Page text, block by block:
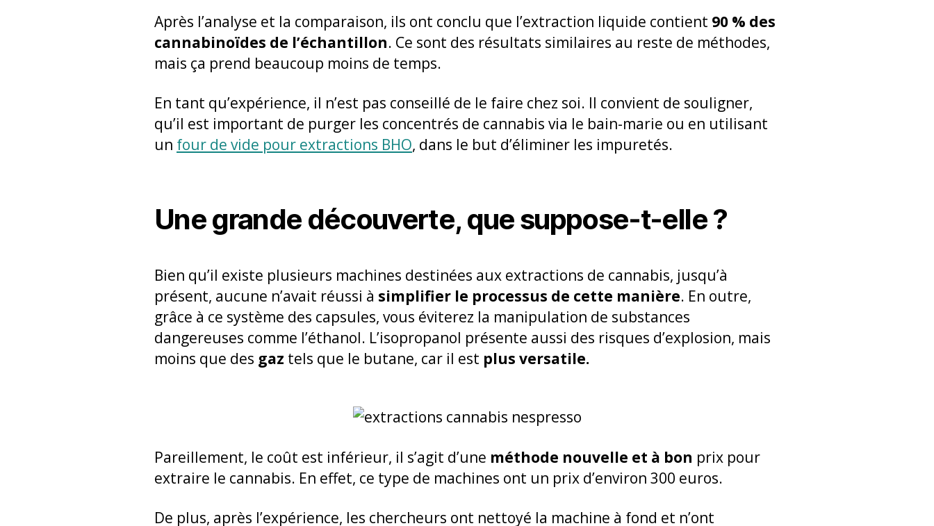
Après l’analyse et la comparaison, ils ont conclu que l’extraction liquide contient 90 % des
cannabinoïdes de l’échantillon. Ce sont des résultats similaires au reste de méthodes,
mais ça prend beaucoup moins de temps.
En tant qu’expérience, il n’est pas conseillé de le faire chez soi. Il convient de souligner,
qu’il est important de purger les concentrés de cannabis via le bain-marie ou en utilisant
un four de vide pour extractions BHO, dans le but d’éliminer les impuretés.
Une grande découverte, que suppose-t-elle ?
Bien qu’il existe plusieurs machines destinées aux extractions de cannabis, jusqu’à
présent, aucune n’avait réussi à simplifier le processus de cette manière. En outre,
grâce à ce système des capsules, vous éviterez la manipulation de substances
dangereuses comme l’éthanol. L’isopropanol présente aussi des risques d’explosion, mais
moins que des gaz tels que le butane, car il est plus versatile.
Pareillement, le coût est inférieur, il s’agit d’une méthode nouvelle et à bon prix pour
extraire le cannabis. En effet, ce type de machines ont un prix d’environ 300 euros.
De plus, après l’expérience, les chercheurs ont nettoyé la machine à fond et n’ont